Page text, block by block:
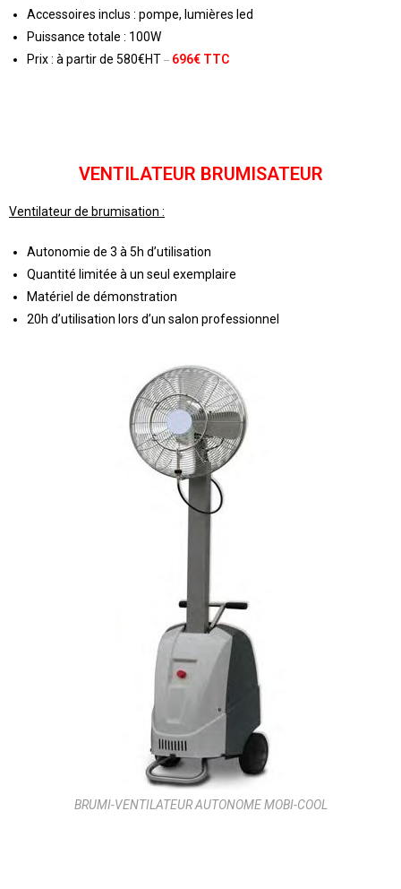
Accessoires inclus : pompe, lumières led
Puissance totale : 100W
Prix : à partir de 580€HT
696€ TTC
VENTILATEUR BRUMISATEUR
Ventilateur de brumisation :
Autonomie de 3 à 5h d’utilisation
Quantité limitée à un seul exemplaire
Matériel de démonstration
20h d’utilisation lors d’un salon professionnel
BRUMI-VENTILATEUR AUTONOME MOBI-COOL